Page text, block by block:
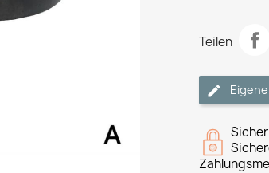
Teilen